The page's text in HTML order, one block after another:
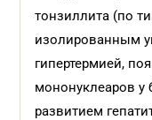
тонзиллита (по
изолированным
гипертермией,
мононуклеаров у
развитием